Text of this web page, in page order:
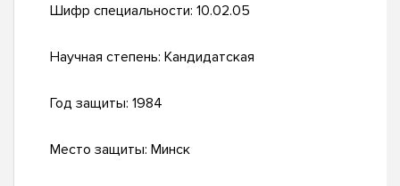
Шифр специальности: 10.02.05
Научная степень: Кандидатская
Год защиты: 1984
Место защиты: Минск